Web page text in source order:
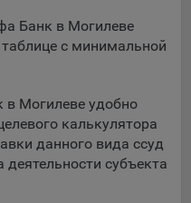
работы
пользователя, а также
иных рекламных
подходящему
пользователя.
Банк в Могилеве
с минимальной
в Могилеве удобно
калькулятора
данного вида ссуд
субъекта